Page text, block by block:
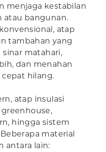
menjaga kestabilan
atau bangunan.
atap
tambahan yang
matahari,
dan menahan
hilang.
atap insulasi
hingga sistem
material
antara lain: